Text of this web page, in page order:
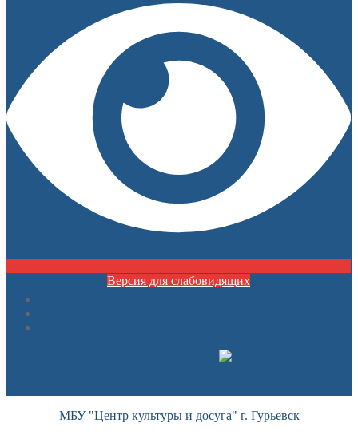
Версия для слабовидящих
МБУ "Центр культуры и досуга" г. Гурьевск